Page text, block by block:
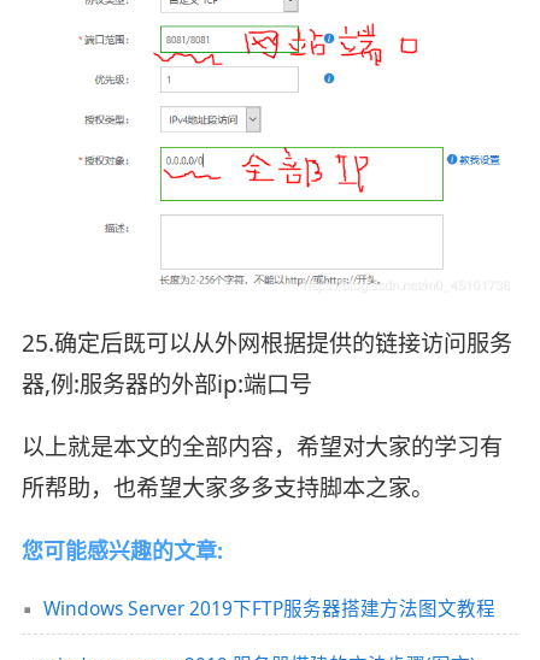
25.确定后既可以从外网根据提供的链接访问服务
器,例:服务器的外部ip:端口号
以上就是本文的全部内容，希望对大家的学习有
所帮助，也希望大家多多支持脚本之家。
您可能感兴趣的文章:
Windows Server 2019下FTP服务器搭建方法图文教程